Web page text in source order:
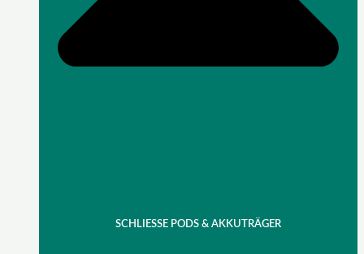
SCHLIESSE PODS & AKKUTRÄGER